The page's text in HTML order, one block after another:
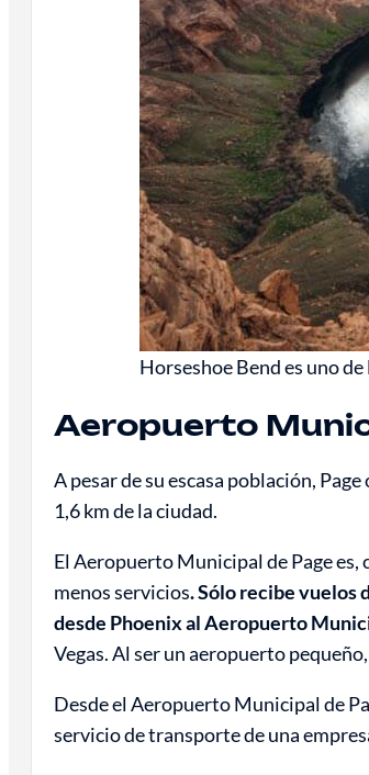
Horseshoe Bend es uno
Aeropuerto
A pesar de su escasa población,
1,6 km de la ciudad.
El Aeropuerto Municipal de Page es,
menos servicios. Sólo recibe vuelos
desde Phoenix al Aeropuerto
Vegas. Al ser un aeropuerto
Desde el Aeropuerto Municipal de
servicio de transporte de una